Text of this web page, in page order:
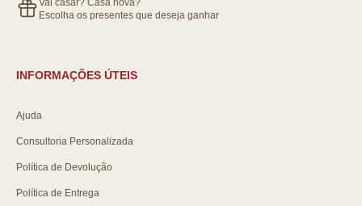
Vai casar? Casa nova?
Escolha os presentes que deseja ganhar
INFORMAÇÕES ÚTEIS
Ajuda
Consultoria Personalizada
Política de Devolução
Política de Entrega